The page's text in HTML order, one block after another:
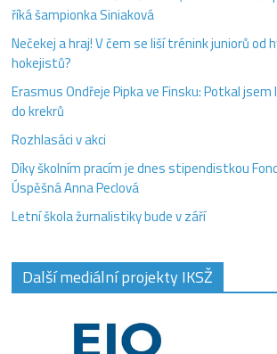
říká šampionka Siniaková
Nečekej a hraj! V čem se liší trénink juniorů od
hokejistů?
Erasmus Ondřeje Pipka ve Finsku: Potkal
do krekrů
Rozhlasáci v akci
Díky školním pracím je dnes stipendistkou
Úspěšná Anna Peclová
Letní škola žurnalistiky bude v září
Další mediální projekty IKSŽ